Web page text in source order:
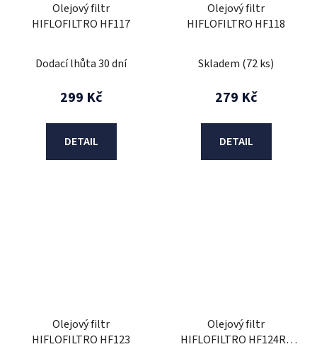
Olejový filtr
HIFLOFILTRO HF117
Dodací lhůta 30 dní
299 Kč
DETAIL
Olejový filtr
HIFLOFILTRO HF118
Skladem (72 ks)
279 Kč
DETAIL
Olejový filtr
HIFLOFILTRO HF123
Olejový filtr
HIFLOFILTRO HF124RC